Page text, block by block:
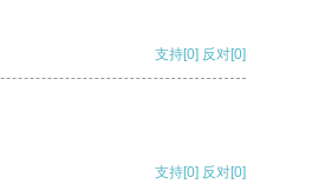
支持[0] 反对[0]
支持[0] 反对[0]